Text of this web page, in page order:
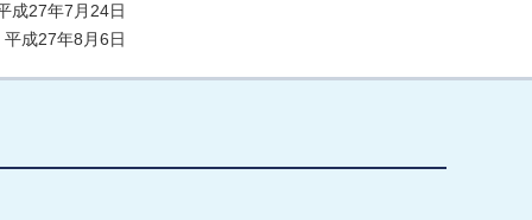
27年7月24日
成27年8月6日